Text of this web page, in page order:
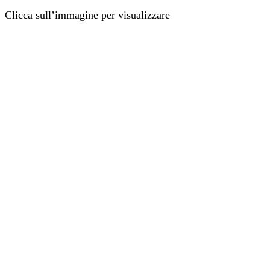
Clicca sull’immagine per visualizzare